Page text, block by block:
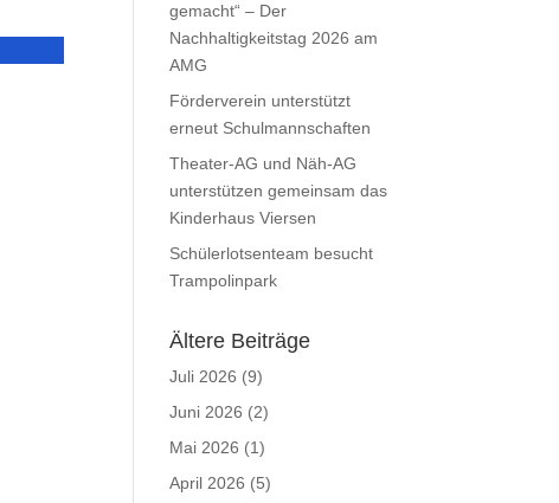
gemacht“ – Der
Nachhaltigkeitstag 2026 am
AMG
Förderverein unterstützt
erneut Schulmannschaften
Theater-AG und Näh-AG
unterstützen gemeinsam das
Kinderhaus Viersen
Schülerlotsenteam besucht
Trampolinpark
Ältere Beiträge
Juli 2026 (9)
Juni 2026 (2)
Mai 2026 (1)
April 2026 (5)